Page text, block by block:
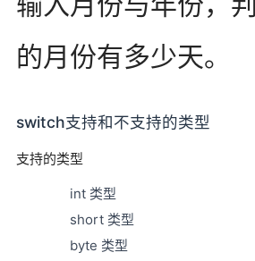
的月份有多少天。
switch支持和不支持的类型
支持的类型
int 类型
short 类型
byte 类型